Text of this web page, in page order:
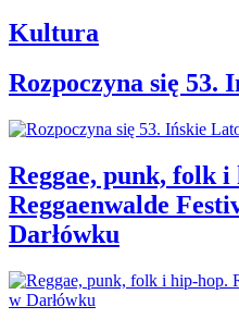
Kultura
Rozpoczyna się 53.
Reggae, punk, folk i
Reggaenwalde
Darłówku